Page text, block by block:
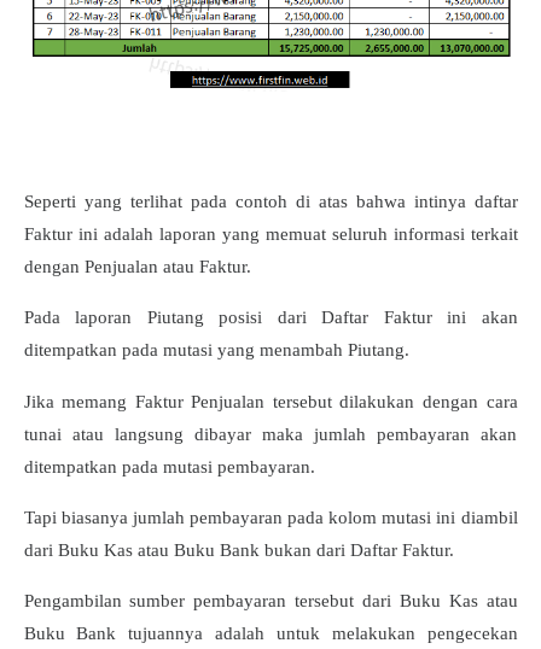
Seperti yang terlihat pada contoh di atas bahwa intinya daftar
Faktur ini adalah laporan yang memuat seluruh informasi terkait
dengan Penjualan atau Faktur.
Pada laporan Piutang posisi dari Daftar Faktur ini akan
ditempatkan pada mutasi yang menambah Piutang.
Jika memang Faktur Penjualan tersebut dilakukan dengan cara
tunai atau langsung dibayar maka jumlah pembayaran akan
ditempatkan pada mutasi pembayaran.
Tapi biasanya jumlah pembayaran pada kolom mutasi ini diambil
dari Buku Kas atau Buku Bank bukan dari Daftar Faktur.
Pengambilan sumber pembayaran tersebut dari Buku Kas atau
Buku Bank tujuannya adalah untuk melakukan pengecekan